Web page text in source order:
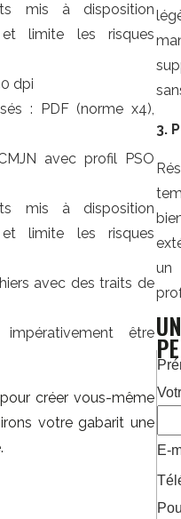
mis à disposition
et limite les risques
dpi
: PDF (norme x4),
avec profil PSO
mis à disposition
et limite les risques
avec des traits de
être
créer vous-même
votre gabarit une
3.
un
E-